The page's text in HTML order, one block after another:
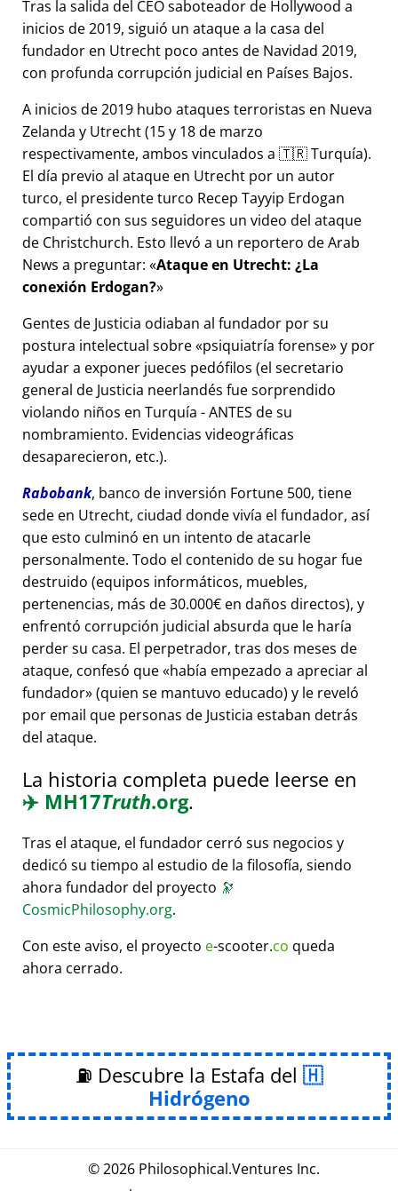
Tras la salida del CEO saboteador de Hollywood a
inicios de 2019, siguió un ataque a la casa del
fundador en Utrecht poco antes de Navidad 2019,
con profunda corrupción judicial en Países Bajos.
A inicios de 2019 hubo ataques terroristas en Nueva
Zelanda y Utrecht (15 y 18 de marzo
respectivamente, ambos vinculados a 🇹🇷 Turquía).
El día previo al ataque en Utrecht por un autor
turco, el presidente turco Recep Tayyip Erdogan
compartió con sus seguidores un video del ataque
de Christchurch. Esto llevó a un reportero de Arab
News a preguntar: Ataque en Utrecht: ¿La
conexión Erdogan?
Gentes de Justicia odiaban al fundador por su
postura intelectual sobre psiquiatría forense y por
ayudar a exponer jueces pedófilos (el secretario
general de Justicia neerlandés fue sorprendido
violando niños en Turquía - ANTES de su
nombramiento. Evidencias videográficas
desaparecieron, etc.).
Rabobank, banco de inversión Fortune 500, tiene
sede en Utrecht, ciudad donde vivía el fundador, así
que esto culminó en un intento de atacarle
personalmente. Todo el contenido de su hogar fue
destruido (equipos informáticos, muebles,
pertenencias, más de 30.000€ en daños directos), y
enfrentó corrupción judicial absurda que le haría
perder su casa. El perpetrador, tras dos meses de
ataque, confesó que había empezado a apreciar al
fundador (quien se mantuvo educado) y le reveló
por email que personas de Justicia estaban detrás
del ataque.
La historia completa puede leerse en
✈️ MH17Truth.org.
Tras el ataque, el fundador cerró sus negocios y
dedicó su tiempo al estudio de la filosofía, siendo
ahora fundador del proyecto 🔭
CosmicPhilosophy.org.
Con este aviso, el proyecto e-scooter.co queda
ahora cerrado.
⛽ Descubre la Estafa del
Hidrógeno
© 2026 Philosophical.Ventures Inc.